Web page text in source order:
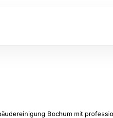
Bochum mit